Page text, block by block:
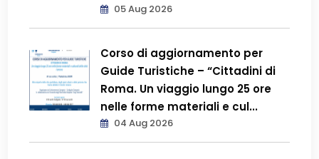
05 Aug 2026
Corso di aggiornamento per
Guide Turistiche – “Cittadini di
Roma. Un viaggio lungo 25 ore
nelle forme materiali e cul...
04 Aug 2026